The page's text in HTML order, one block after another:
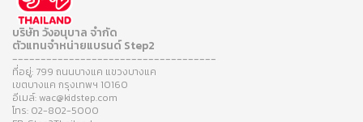
บริษัท วังอนุบาล จำกัด
ตัวแทนจำหน่ายแบรนด์ Step2
------------------------------------
ที่อยู่: 799 ถนนบางแค แขวงบางแค
เขตบางแค กรุงเทพฯ 10160
อีเมล์: wac@kidstep.com
โทร: 02-802-5000